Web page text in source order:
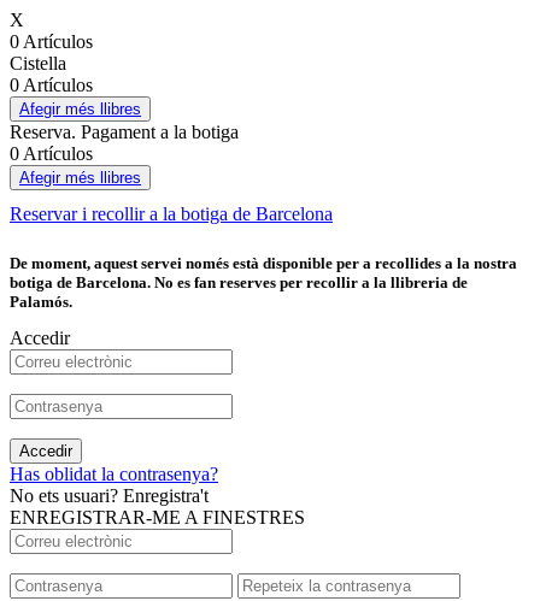
X
0 Artículos
Cistella
0 Artículos
Afegir més llibres
Reserva. Pagament a la botiga
0 Artículos
Afegir més llibres
Reservar i recollir a la botiga de Barcelona
De moment, aquest servei només està disponible per a recollides a la nostra
botiga de Barcelona. No es fan reserves per recollir a la llibreria de
Palamós.
Accedir
Accedir
Has oblidat la contrasenya?
No ets usuari? Enregistra't
ENREGISTRAR-ME A FINESTRES